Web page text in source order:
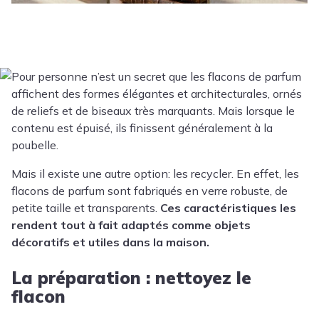
Pour personne n’est un secret que les flacons de parfum
affichent des formes élégantes et architecturales, ornés
de reliefs et de biseaux très marquants. Mais lorsque le
contenu est épuisé, ils finissent généralement à la
poubelle.
Mais il existe une autre option: les recycler. En effet, les
flacons de parfum sont fabriqués en verre robuste, de
petite taille et transparents. Ces caractéristiques les
rendent tout à fait adaptés comme objets
décoratifs et utiles dans la maison.
La préparation : nettoyez le
flacon